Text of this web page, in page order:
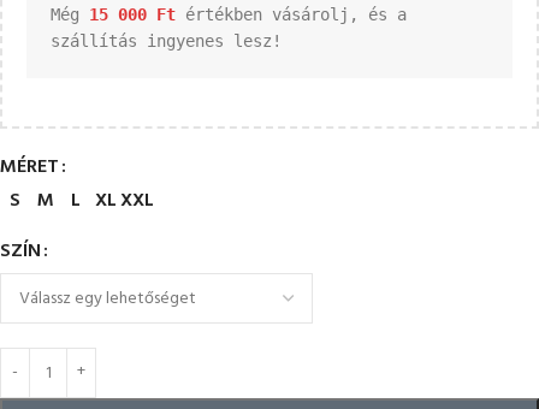
Még 15 000 Ft értékben vásárolj, és a
szállítás ingyenes lesz!
MÉRET
S M L XLXXL
SZÍN